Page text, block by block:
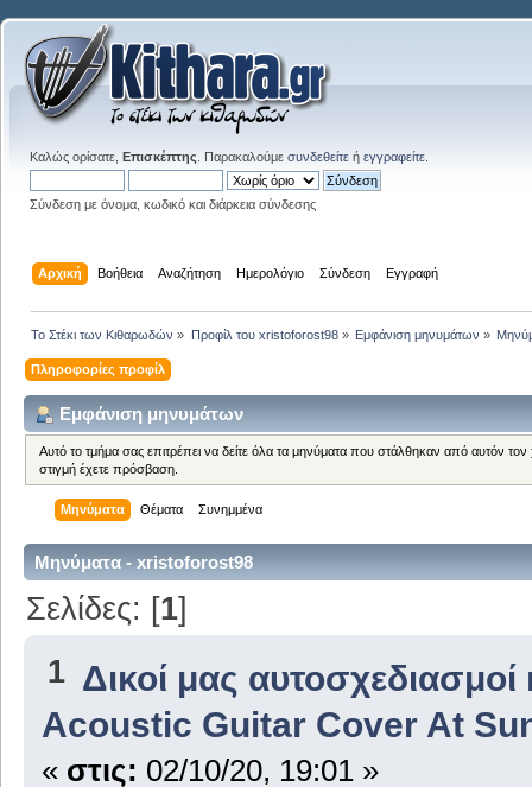
Καλώς ορίσατε, Επισκέπτης . Παρακαλούμε συνδεθείτε ή εγγραφείτε
Σύνδεση με όνομα, κωδικό και διάρκεια σύνδεσης
Αρχική Βοήθεια Αναζήτηση Ημερολόγιο Σύνδεση Εγγραφή
Το Στέκι των Κιθαρωδών » Προφίλ του xristoforost98» Εμφάνιση μηνυμάτων »
Πληροφορίες προφίλ
Εμφάνιση μηνυμάτων
Αυτό το τμήμα σας επιτρέπει να δείτε όλα τα μηνύματα που στάλθηκαν από αυτόν
στιγμή έχετε πρόσβαση.
Μηνύματα Θέματα Συνημμένα
Μηνύματα - xristoforost98
Σελίδες: [1]
1 Δικοί μας αυτοσχεδιασμοί
Acoustic Guitar Cover At
« στις: 02/10/20, 19:01 »